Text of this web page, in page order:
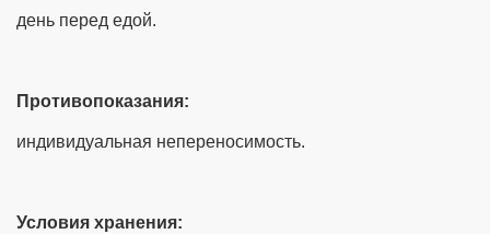
день перед едой.
Противопоказания:
индивидуальная непереносимость.
Условия хранения: